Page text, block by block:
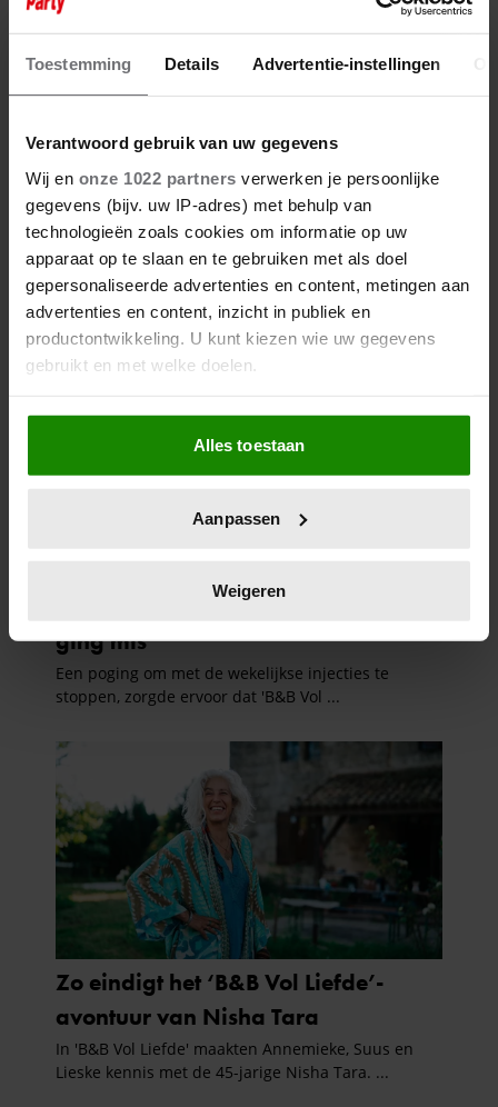
Toestemming Details Advertentie-instellingen
Verantwoord gebruik van uw gegevens
Wij en onze 1022 partners verwerken je persoonlijke
gegevens (bijv. uw IP-adres) met behulp van
technologieën zoals cookies om informatie op uw
apparaat op te slaan en te gebruiken met als doel
gepersonaliseerde advertenties en content, metingen aan
advertenties en content, inzicht in publiek en
productontwikkeling. U kunt kiezen wie uw gegevens
gebruikt en met welke doelen.
Als u het toestaat, willen we ook graag:
Informatie verzamelen over uw geografische
locatie, die tot een paar meter nauwkeurig kan zijn
scannen op specifieke eigenschappen (fingerprinting)
verwerkt en stel uw voorkeuren in het
intrekken in de Cookieverklaring.
We gebruiken cookies om content en advertenties te
en om ons websiteverkeer te analyseren. Ook delen we
informatie over uw gebruik van onze site met onze
partners voor social media, adverteren en analyse. Deze
partners kunnen deze gegevens combineren met andere
informatie die u aan ze heeft verstrekt of die ze hebben
verzameld op basis van uw gebruik van hun services. U
gaat akkoord met onze cookies als u onze website blijft
Alles toestaan
Aanpassen
Weigeren